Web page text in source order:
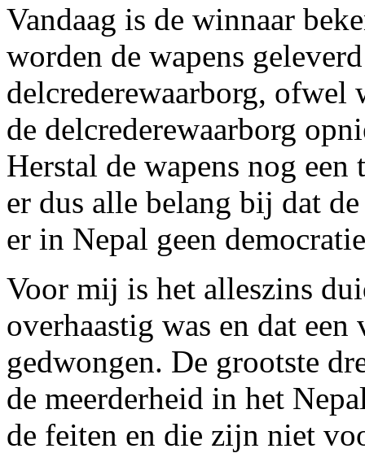
Vandaag is de winnaar
worden de wapens
delcrederewaarborg, ofwel
de delcrederewaarborg
Herstal de wapens nog
er dus alle belang bij dat
er in Nepal geen
Voor mij is het alleszins
overhaastig was en dat
gedwongen. De grootste
de meerderheid in het
de feiten en die zijn niet